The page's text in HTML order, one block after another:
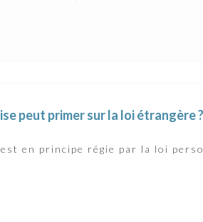
peut primer sur la loi étrangère ?
en principe régie par la loi